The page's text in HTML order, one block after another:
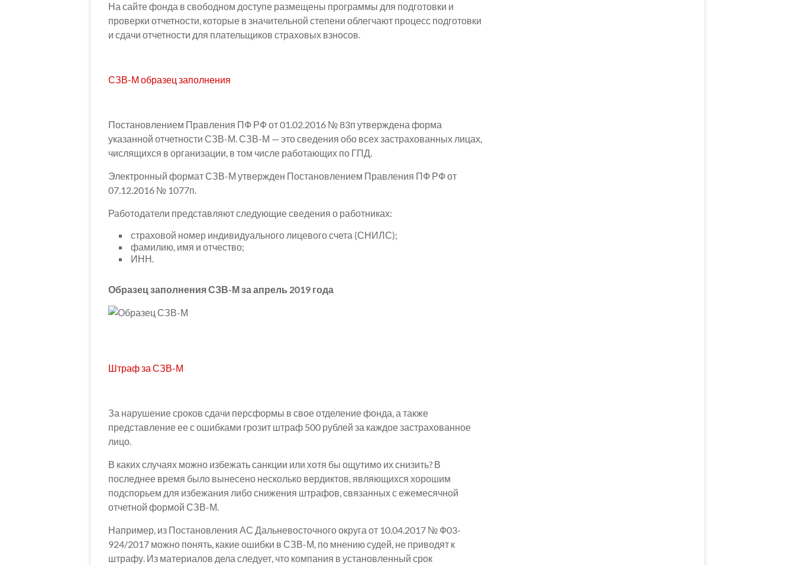
На сайте фонда в свободном доступе размещены программы для подготовки и
проверки отчетности, которые в значительной степени облегчают процесс подготовки
и сдачи отчетности для плательщиков страховых взносов.
СЗВ-М образец заполнения
Постановлением Правления ПФ РФ от 01.02.2016 № 83п утверждена форма
указанной отчетности СЗВ-М. СЗВ-М — это сведения обо всех застрахованных лицах,
числящихся в организации, в том числе работающих по ГПД.
Электронный формат СЗВ-М утвержден Постановлением Правления ПФ РФ от
07.12.2016 № 1077п.
Работодатели представляют следующие сведения о работниках:
страховой номер индивидуального лицевого счета (СНИЛС);
фамилию, имя и отчество;
ИНН.
Образец заполнения СЗВ-М за апрель 2019 года
Штраф за СЗВ-М
За нарушение сроков сдачи персформы в свое отделение фонда, а также
представление ее с ошибками грозит штраф 500 рублей за каждое застрахованное
лицо.
В каких случаях можно избежать санкции или хотя бы ощутимо их снизить? В
последнее время было вынесено несколько вердиктов, являющихся хорошим
подспорьем для избежания либо снижения штрафов, связанных с ежемесячной
отчетной формой СЗВ-М.
Например, из Постановления АС Дальневосточного округа от 10.04.2017 № Ф03-
924/2017 можно понять, какие ошибки в СЗВ-М, по мнению судей, не приводят к
штрафу. Из материалов дела следует, что компания в установленный срок